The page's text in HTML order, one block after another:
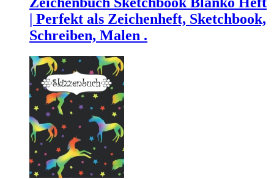
| Perfekt als Zeichenheft, Sketchbook,
Schreiben, Malen .